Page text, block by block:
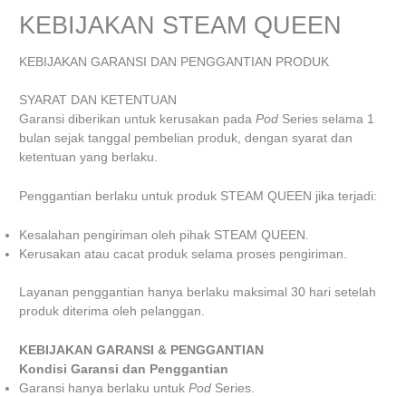
KEBIJAKAN STEAM QUEEN
KEBIJAKAN GARANSI DAN PENGGANTIAN PRODUK
SYARAT DAN KETENTUAN
Garansi diberikan untuk kerusakan padaPod Series selama 1
bulan sejak tanggal pembelian produk, dengan syarat dan
ketentuan yang berlaku.
Penggantian berlaku untuk produk STEAM QUEEN jika terjadi:
Kesalahan pengiriman oleh pihak STEAM QUEEN.
Kerusakan atau cacat produk selama proses pengiriman.
Layanan penggantian hanya berlaku maksimal 30 hari setelah
produk diterima oleh pelanggan.
KEBIJAKAN GARANSI & PENGGANTIAN
Kondisi Garansi dan Penggantian
Garansi hanya berlaku untukPod Series.